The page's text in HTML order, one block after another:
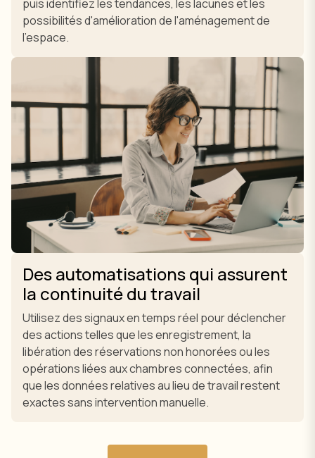
puis identifiez les tendances, les lacunes et les
possibilités d'amélioration de l'aménagement de
l'espace.
Des automatisations qui assurent
la continuité du travail
Utilisez des signaux en temps réel pour déclencher
des actions telles que les enregistrement, la
libération des réservations non honorées ou les
opérations liées aux chambres connectées, afin
que les données relatives au lieu de travail restent
exactes sans intervention manuelle.